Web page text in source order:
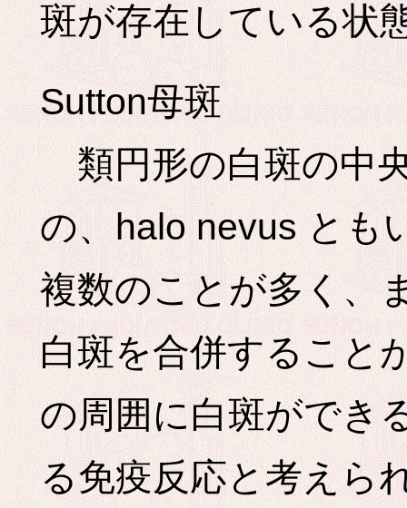
斑が存在している状
Sutton母斑
類円形の白斑の中
の、halo nevus とも
複数のことが多く、
白斑を合併すること
の周囲に白斑ができ
る免疫反応と考えら